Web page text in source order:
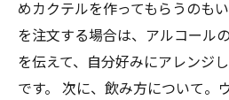
めカクテルを作ってもらうのも
を注文する場合は、アルコール
を伝えて、自分好みにアレンジ
です。 次に、飲み方について。